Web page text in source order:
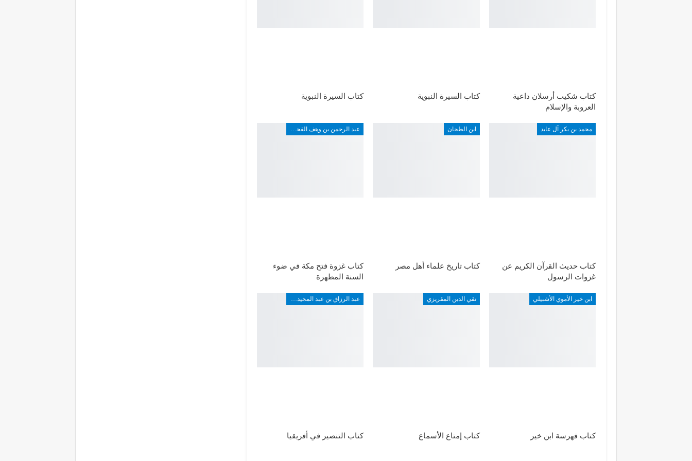
كتاب شكيب أرسلان داعية
العروبة والإسلام
كتاب السيرة النبوية كتاب السيرة النبوية
محمد بن بكر آل عابد
كتاب حديث القرآن الكريم عن
غزوات الرسول
ابن الطحان
كتاب تاريخ علماء أهل مصر
عبد الرحمن بن وهف القحطاني
كتاب غزوة فتح مكة في ضوء
السنة المطهرة
ابن خير الأموي الأشبيلي
كتاب فهرسة ابن خير
تقي الدين المقريزي
كتاب إمتاع الأسماع
عبد الرزاق بن عبد المجيد ألارو
كتاب التنصير في أفريقيا